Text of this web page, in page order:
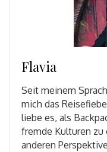
Flavia
Seit meinem
mich das
liebe es, als
fremde Kulturen zu
anderen